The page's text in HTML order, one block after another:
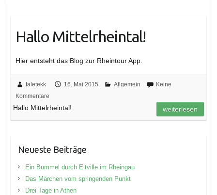
Hallo Mittelrheintal!
Hier entsteht das Blog zur Rheintour App.
taletekk 16. Mai 2015 Allgemein
Keine
Kommentare
Hallo Mittelrheintal! weiterlesen
Neueste Beiträge
Ein Bummel durch Eltville im Rheingau
Das Märchen vom springenden Punkt
Drei Tage in Athen